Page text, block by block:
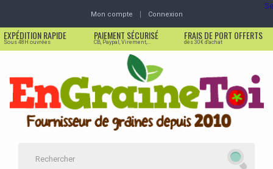
Mon compte Connexion
EXPÉDITION RAPIDE
Sous 48H ouvrées
PAIEMENT SÉCURISÉ
CB, Paypal, Virement,...
FRAIS DE PORT OFFERTS
dès 30€ d'achat